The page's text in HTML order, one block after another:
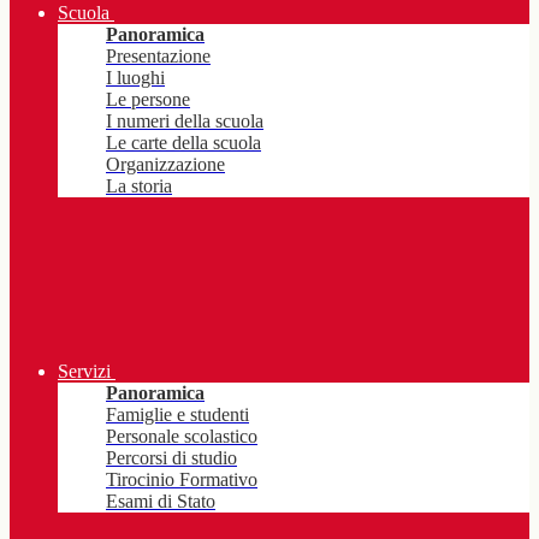
Scuola
Panoramica
Presentazione
I luoghi
Le persone
I numeri della scuola
Le carte della scuola
Organizzazione
La storia
Servizi
Panoramica
Famiglie e studenti
Personale scolastico
Percorsi di studio
Tirocinio Formativo
Esami di Stato